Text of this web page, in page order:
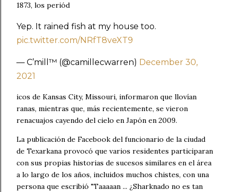
1873, los periód
Yep. It rained fish at my house too.
pic.twitter.com/NRfT8veXT9
— C’mill™️ (@camillecwarren) December 30,
2021
icos de Kansas City, Missouri, informaron que llovían
ranas, mientras que, más recientemente, se vieron
renacuajos cayendo del cielo en Japón en 2009.
La publicación de Facebook del funcionario de la ciudad
de Texarkana provocó que varios residentes participaran
con sus propias historias de sucesos similares en el área
a lo largo de los años, incluidos muchos chistes, con una
persona que escribió "Taaaaan ... ¿Sharknado no es tan